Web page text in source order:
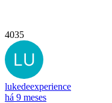
4035
lukedeexperience
há 9 meses